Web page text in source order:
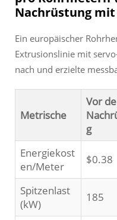
Nachrüstung
Ein europäischer
Extrusionslinie mit
nach und erzielte
Metrische
Vor
g
Energiekost
en/Meter
$0.38
Spitzenlast
(kW)
185